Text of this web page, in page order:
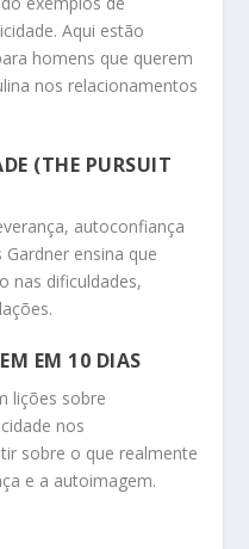
Aqui estão
homens que querem
nos relacionamentos
(THE PURSUIT
autoconfiança
Gardner ensina que
nas dificuldades,
EM 10 DIAS
lições sobre
nos
sobre o que realmente
e a autoimagem.